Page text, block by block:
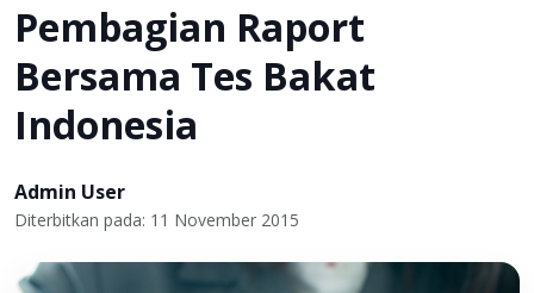
Pembagian Raport
Bersama Tes Bakat
Indonesia
Admin User
Diterbitkan pada: 11 November 2015